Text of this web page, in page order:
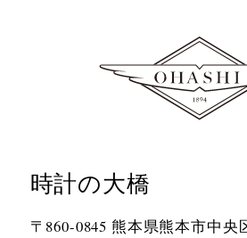
時計の大橋
〒860-0845 熊本県熊本市中央